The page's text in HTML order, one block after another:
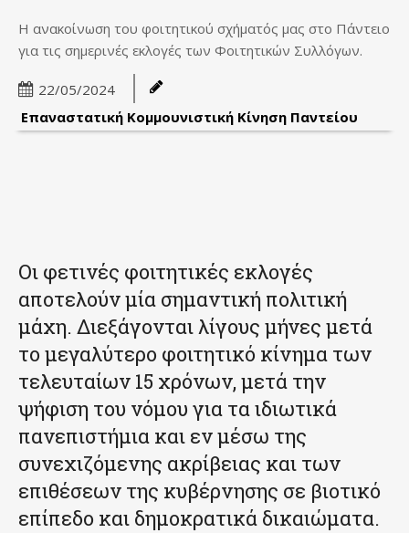
Η ανακοίνωση του φοιτητικού σχήματός μας στο Πάντειο
για τις σημερινές εκλογές των Φοιτητικών Συλλόγων.
22/05/2024
Επαναστατική Κομμουνιστική Κίνηση Παντείου
Οι φετινές φοιτητικές εκλογές
αποτελούν μία σημαντική πολιτική
μάχη. Διεξάγονται λίγους μήνες μετά
το μεγαλύτερο φοιτητικό κίνημα των
τελευταίων 15 χρόνων, μετά την
ψήφιση του νόμου για τα ιδιωτικά
πανεπιστήμια και εν μέσω της
συνεχιζόμενης ακρίβειας και των
επιθέσεων της κυβέρνησης σε βιοτικό
επίπεδο και δημοκρατικά δικαιώματα.